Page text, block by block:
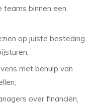
teams binnen een
op juiste besteding
met behulp van
over financiën,